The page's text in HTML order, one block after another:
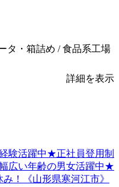
タ・箱詰め / 食品系工場
詳細を表示